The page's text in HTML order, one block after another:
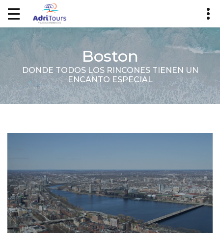
Boston
DONDE TODOS LOS RINCONES TIENEN UN
ENCANTO ESPECIAL